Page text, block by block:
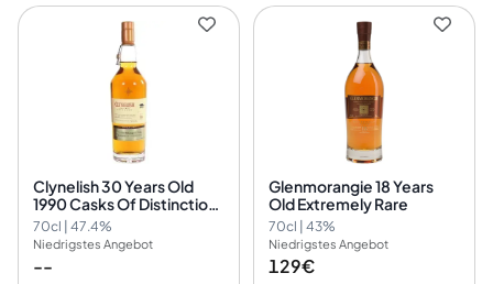
Clynelish 30 Years Old
1990 Casks Of Distinction
Nr.3656
70cl | 47.4%
Niedrigstes Angebot
--
Glenmorangie 18 Years
Old Extremely Rare
70cl | 43%
Niedrigstes Angebot
129€